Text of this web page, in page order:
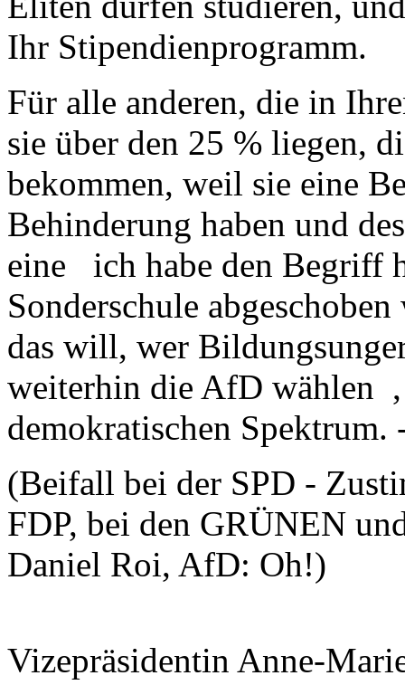
Ihr Stipendienprogramm.
Für alle anderen, die in
sie über den 25 % liegen,
bekommen, weil sie eine
Behinderung haben und
eine ich habe den Begriff
Sonderschule
das will, wer
weiterhin die AfD wählen
demokratischen
(Beifall bei der SPD -
FDP, bei den GRÜNEN
Daniel Roi, AfD: Oh!)
Vizepräsidentin Anne-